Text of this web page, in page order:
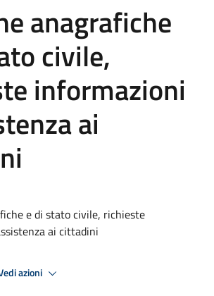
anagrafiche
civile,
informazioni
ai
e di stato civile, richieste
ai cittadini
azioni